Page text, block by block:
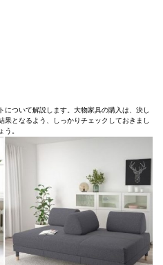
について解説します。大物家具の購入は、決し
果となるよう、しっかりチェックしておきまし
ょう。